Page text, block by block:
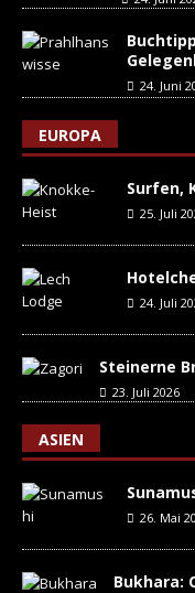
24. Juni
EUROPA
Surfen,
25. Juli
24. Juli
Steinerne
23. Juli 2026
ASIEN
26. Mai
Bukhara: